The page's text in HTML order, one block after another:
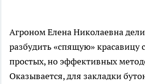
Агроном Елена Николаевна
разбудить «спящую»
простых, но эффективных
Оказывается, для закладки